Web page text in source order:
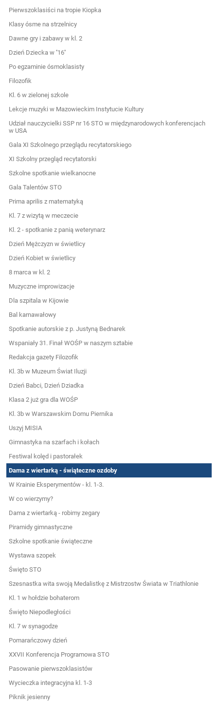
Pierwszoklasiści na tropie Kiopka
Klasy ósme na strzelnicy
Dawne gry i zabawy w kl. 2
Dzień Dziecka w ''16''
Po egzaminie ósmoklasisty
Filozofik
Kl. 6 w zielonej szkole
Lekcje muzyki w Mazowieckim Instytucie Kultury
Udział nauczycielki SSP nr 16 STO w międzynarodowych konferencjach
w USA
Gala XI Szkolnego przeglądu recytatorskiego
XI Szkolny przegląd recytatorski
Szkolne spotkanie wielkanocne
Gala Talentów STO
Prima aprilis z matematyką
Kl. 7 z wizytą w meczecie
Kl. 2 - spotkanie z panią weterynarz
Dzień Mężczyzn w świetlicy
Dzień Kobiet w świetlicy
8 marca w kl. 2
Muzyczne improwizacje
Dla szpitala w Kijowie
Bal karnawałowy
Spotkanie autorskie z p. Justyną Bednarek
Wspaniały 31. Finał WOŚP w naszym sztabie
Redakcja gazety Filozofik
Kl. 3b w Muzeum Świat Iluzji
Dzień Babci, Dzień Dziadka
Klasa 2 już gra dla WOŚP
Kl. 3b w Warszawskim Domu Piernika
Uszyj MISIA
Gimnastyka na szarfach i kołach
Festiwal kolęd i pastorałek
Dama z wiertarką - świąteczne ozdoby
W Krainie Eksperymentów - kl. 1-3.
W co wierzymy?
Dama z wiertarką - robimy zegary
Piramidy gimnastyczne
Szkolne spotkanie świąteczne
Wystawa szopek
Święto STO
Szesnastka wita swoją Medalistkę z Mistrzostw Świata w Triathlonie
Kl. 1 w hołdzie bohaterom
Święto Niepodległości
Kl. 7 w synagodze
Pomarańczowy dzień
XXVII Konferencja Programowa STO
Pasowanie pierwszoklasistów
Wycieczka integracyjna kl. 1-3
Piknik jesienny